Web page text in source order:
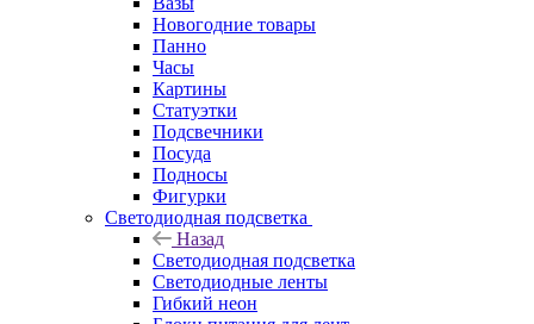
Новогодние товары
Панно
Часы
Картины
Статуэтки
Подсвечники
Посуда
Подносы
Фигурки
Светодиодная подсветка
Назад
Светодиодная подсветка
Светодиодные ленты
Гибкий неон